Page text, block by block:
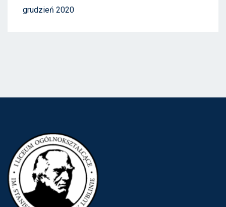
grudzień 2020